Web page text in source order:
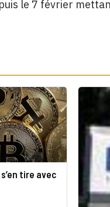
le 7 février
tire avec